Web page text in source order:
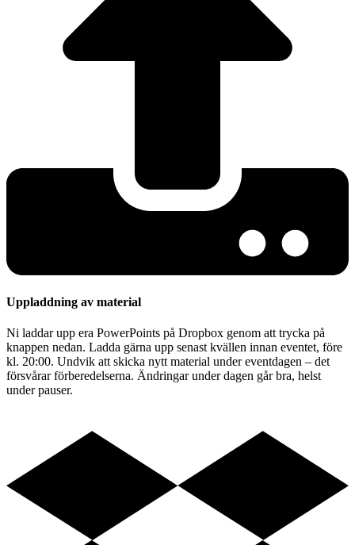
Uppladdning av material
Ni laddar upp era PowerPoints på Dropbox genom att trycka på
knappen nedan. Ladda gärna upp senast kvällen innan eventet, före
kl. 20:00. Undvik att skicka nytt material under eventdagen – det
försvårar förberedelserna. Ändringar under dagen går bra, helst
under pauser.